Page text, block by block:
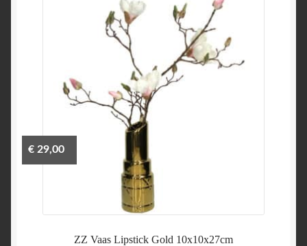
ZZ Vaas Lipstick Gold 10x10x27cm
€29,00